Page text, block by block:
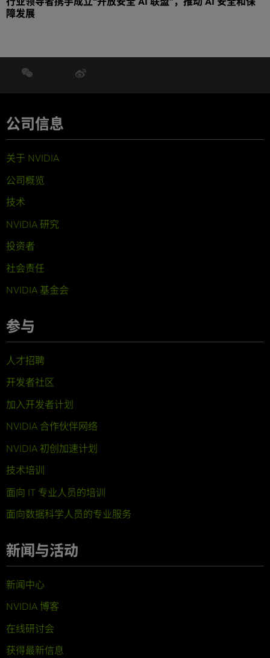
障发展
公司信息
关于 NVIDIA
公司概览
技术
NVIDIA 研究
投资者
社会责任
NVIDIA 基金会
参与
人才招聘
开发者社区
加入开发者计划
NVIDIA 合作伙伴网络
NVIDIA 初创加速计划
技术培训
面向 IT 专业人员的培训
面向数据科学人员的专业服务
新闻与活动
新闻中心
NVIDIA 博客
在线研讨会
获得最新信息